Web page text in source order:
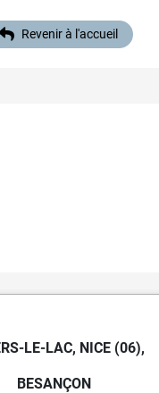
Revenir à l'accueil
LE-LAC, NICE (06),
BESANÇON